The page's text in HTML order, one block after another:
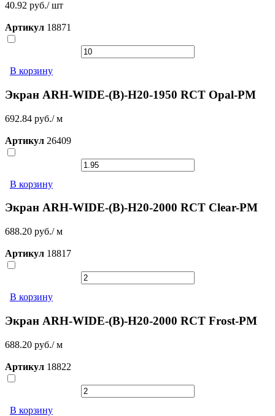
40.92 руб./ шт
Артикул 18871
В корзину
Экран ARH-WIDE-(B)-H20-1950 RCT Opal-PM
692.84 руб./ м
Артикул 26409
В корзину
Экран ARH-WIDE-(B)-H20-2000 RCT Clear-PM
688.20 руб./ м
Артикул 18817
В корзину
Экран ARH-WIDE-(B)-H20-2000 RCT Frost-PM
688.20 руб./ м
Артикул 18822
В корзину